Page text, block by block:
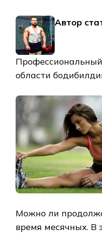
Автор
области
Можно ли
время месячных. В